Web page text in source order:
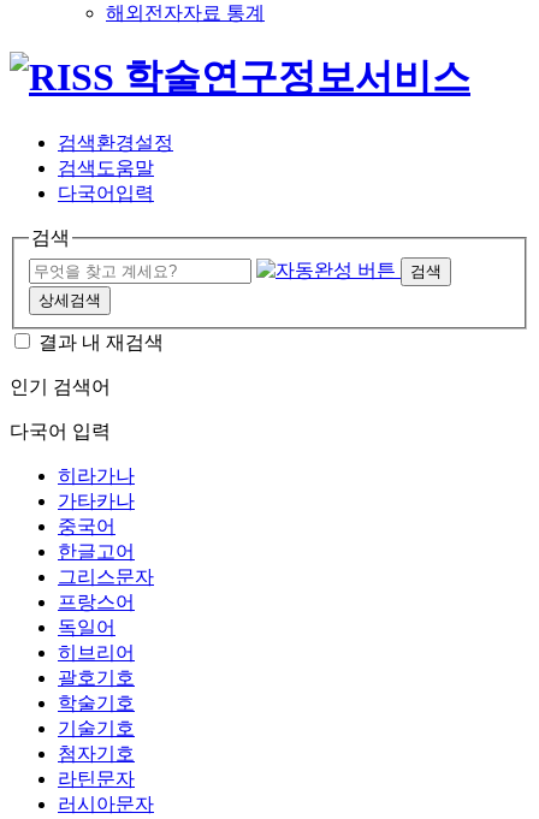
해외전자자료 통계
검색환경설정
검색도움말
다국어입력
검색
검색
상세검색
결과 내 재검색
인기 검색어
다국어 입력
히라가나
가타카나
중국어
한글고어
그리스문자
프랑스어
독일어
히브리어
괄호기호
학술기호
기술기호
첨자기호
라틴문자
러시아문자